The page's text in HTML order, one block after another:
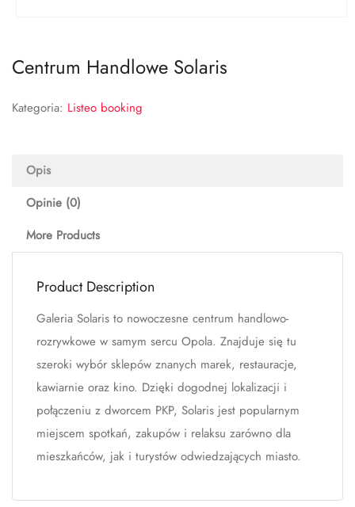
Centrum Handlowe Solaris
Kategoria: Listeo booking
Opis
Opinie (0)
More Products
Product Description
Galeria Solaris to nowoczesne centrum handlowo-
rozrywkowe w samym sercu Opola. Znajduje się tu
szeroki wybór sklepów znanych marek, restauracje,
kawiarnie oraz kino. Dzięki dogodnej lokalizacji i
połączeniu z dworcem PKP, Solaris jest popularnym
miejscem spotkań, zakupów i relaksu zarówno dla
mieszkańców, jak i turystów odwiedzających miasto.